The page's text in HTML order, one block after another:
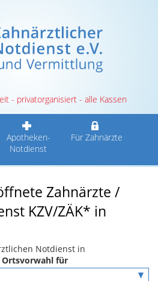
- privatorganisiert - alle Kassen
Apotheken-
Notdienst
Für Zahnärzte
Zahnärzte /
KZV/ZÄK* in
Notdienst in
Ortsvorwahl für